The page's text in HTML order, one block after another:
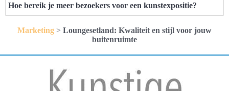
Hoe bereik je meer bezoekers voor een kunstexpositie?
Marketing > Loungesetland: Kwaliteit en stijl voor jouw
buitenruimte